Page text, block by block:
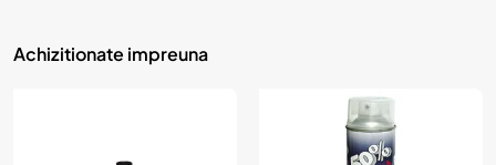
Achizitionate impreuna